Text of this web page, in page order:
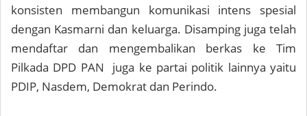
konsisten membangun komunikasi intens spesial
dengan Kasmarni dan keluarga. Disamping juga telah
mendaftar dan mengembalikan berkas ke Tim
Pilkada DPD PAN juga ke partai politik lainnya yaitu
PDIP, Nasdem, Demokrat dan Perindo.